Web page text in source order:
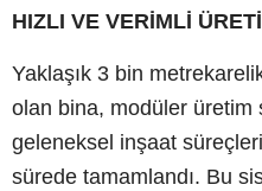
HIZLI VE VERİMLİ
Yaklaşık 3 bin
olan bina, modüler üretim
geleneksel inşaat
sürede tamamlandı. Bu